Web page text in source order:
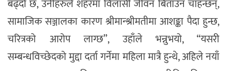
बढ्दो छ, उनीहरुले शहरमा विलासी जीवन बिताउन चाहन्छन्,
सामाजिक सञ्जालका कारण श्रीमान्श्रीमतीमा आशङ्का पैदा हुन्छ,
चरित्रको आरोप लाग्छ”, उहाँले भन्नुभयो, “यसरी
सम्बन्धविच्छेदको मुद्दा दर्ता गर्नेमा महिला मात्रै हुन्थे, अहिले नयाँ